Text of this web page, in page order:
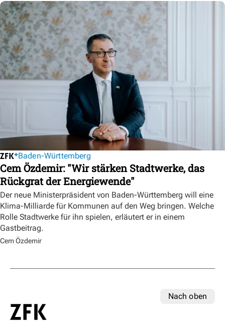
Baden-Württemberg
Cem Özdemir: "Wir stärken Stadtwerke, das
Rückgrat der Energiewende"
Der neue Ministerpräsident von Baden-Württemberg will eine
Klima-Milliarde für Kommunen auf den Weg bringen. Welche
Rolle Stadtwerke für ihn spielen, erläutert er in einem
Gastbeitrag.
Cem Özdemir
Nach oben